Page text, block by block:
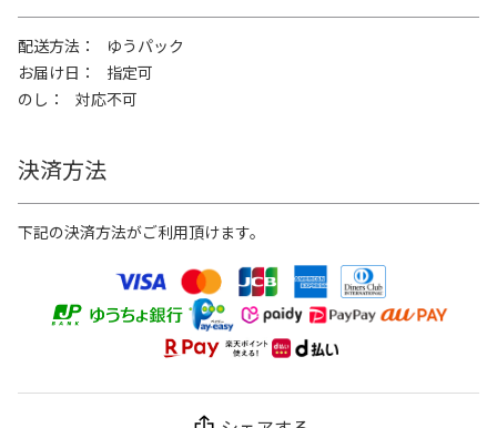
配送方法
ゆうパック
お届け日
指定可
のし
対応不可
決済方法
下記の決済方法がご利用頂けます。